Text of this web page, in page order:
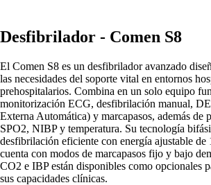
Desfibrilador - Comen S8
El Comen S8 es un desfibrilador avanzado
las necesidades del soporte vital en entornos
prehospitalarios. Combina en un solo equipo
monitorización ECG, desfibrilación manual,
Externa Automática) y marcapasos, además de
SPO2, NIBP y temperatura. Su tecnología
desfibrilación eficiente con energía ajustable de
cuenta con modos de marcapasos fijo y bajo
CO2 e IBP están disponibles como opcionales
sus capacidades clínicas.